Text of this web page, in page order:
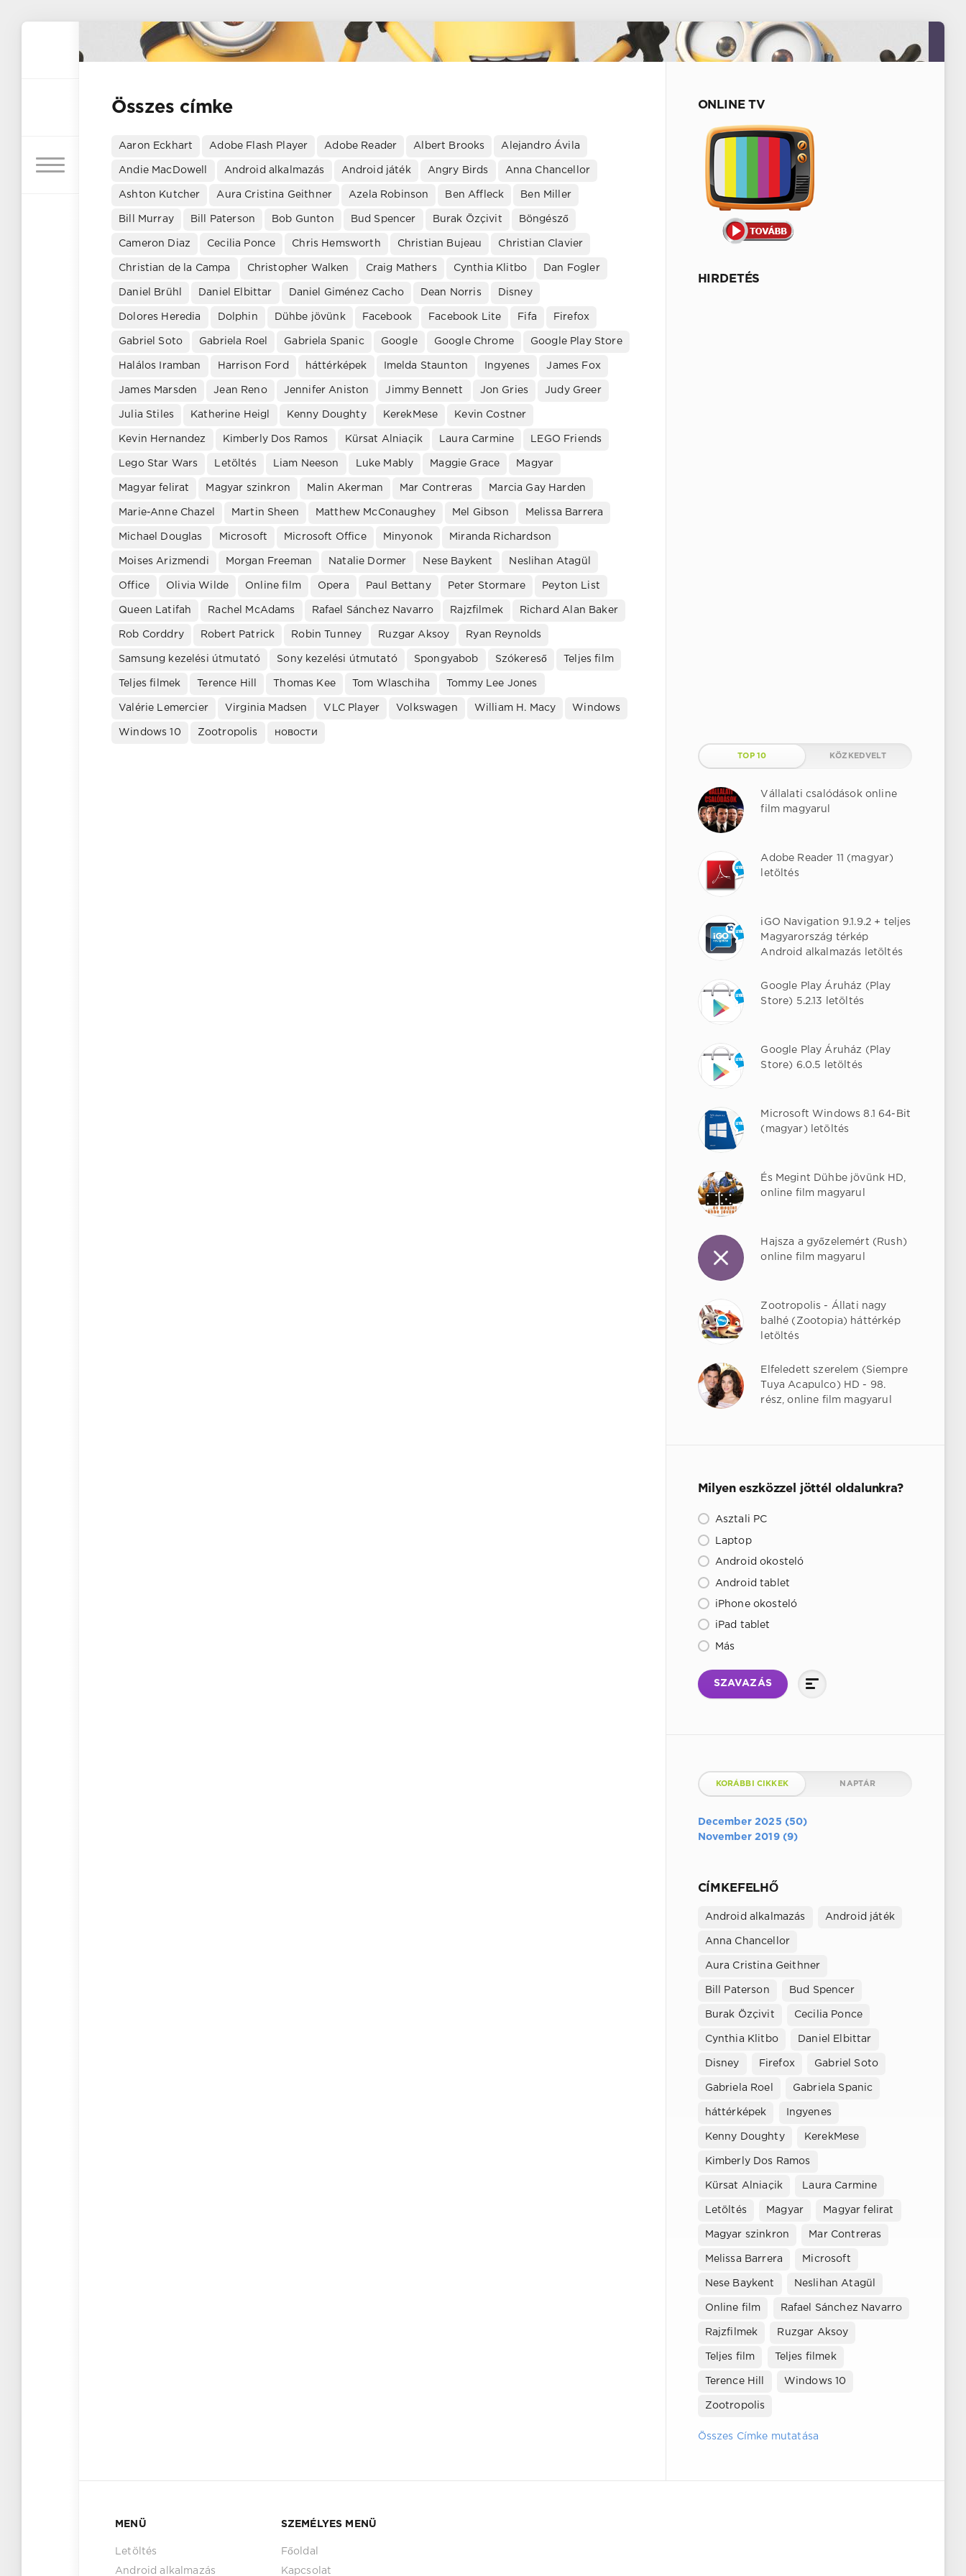
Összes címke
Aaron Eckhart Adobe Flash Player Adobe Reader Albert Brooks Alejandro Ávila
Andie MacDowell Android alkalmazás Android játék Angry Birds Anna Chancellor
Ashton Kutcher Aura Cristina Geithner Azela Robinson Ben Affleck Ben Miller
Bill Murray Bill Paterson Bob Gunton Bud Spencer Burak Özçivit Böngésző
Cameron Diaz Cecilia Ponce Chris Hemsworth Christian Bujeau Christian Clavier
Christian de la Campa Christopher Walken Craig Mathers Cynthia Klitbo Dan Fogler
Daniel Brühl Daniel Elbittar Daniel Giménez Cacho Dean Norris Disney
Dolores Heredia Dolphin Dühbe jövünk Facebook Facebook Lite Fifa Firefox
Gabriel Soto Gabriela Roel Gabriela Spanic Google Google Chrome Google Play Store
Halálos Iramban Harrison Ford háttérképek Imelda Staunton Ingyenes James Fox
James Marsden Jean Reno Jennifer Aniston Jimmy Bennett Jon Gries Judy Greer
Julia Stiles Katherine Heigl Kenny Doughty KerekMese Kevin Costner
Kevin Hernandez Kimberly Dos Ramos Kürsat Alniaçik Laura Carmine LEGO Friends
Lego Star Wars Letöltés Liam Neeson Luke Mably Maggie Grace Magyar
Magyar felirat Magyar szinkron Malin Akerman Mar Contreras Marcia Gay Harden
Marie-Anne Chazel Martin Sheen Matthew McConaughey Mel Gibson Melissa Barrera
Michael Douglas Microsoft Microsoft Office Minyonok Miranda Richardson
Moises Arizmendi Morgan Freeman Natalie Dormer Nese Baykent Neslihan Atagül
Office Olivia Wilde Online film Opera Paul Bettany Peter Stormare Peyton List
Queen Latifah Rachel McAdams Rafael Sánchez Navarro Rajzfilmek Richard Alan Baker
Rob Corddry Robert Patrick Robin Tunney Ruzgar Aksoy Ryan Reynolds
Samsung kezelési útmutató Sony kezelési útmutató Spongyabob Szókereső Teljes film
Teljes filmek Terence Hill Thomas Kee Tom Wlaschiha Tommy Lee Jones
Valérie Lemercier Virginia Madsen VLC Player Volkswagen William H. Macy Windows
Windows 10 Zootropolis новости
ONLINE TV
HIRDETÉS
TOP 10 KÖZKEDVELT
Vállalati csalódások online
film magyarul
Adobe Reader 11 (magyar)
letöltés
iGO Navigation 9.1.9.2 + teljes
Magyarország térkép
Android alkalmazás letöltés
Google Play Áruház (Play
Store) 5.2.13 letöltés
Google Play Áruház (Play
Store) 6.0.5 letöltés
Microsoft Windows 8.1 64-Bit
(magyar) letöltés
És Megint Dühbe jövünk HD,
online film magyarul
Hajsza a győzelemért (Rush)
online film magyarul
Zootropolis - Állati nagy
balhé (Zootopia) háttérkép
letöltés
Elfeledett szerelem (Siempre
Tuya Acapulco) HD - 98.
rész, online film magyarul
Milyen eszközzel jöttél oldalunkra?
Asztali PC
Laptop
Android okosteló
Android tablet
iPhone okosteló
iPad tablet
Más
SZAVAZÁS
KORÁBBI CIKKEK NAPTÁR
December 2025 (50)
November 2019 (9)
CÍMKEFELHŐ
Android alkalmazás Android játék
Anna Chancellor
Aura Cristina Geithner
Bill Paterson Bud Spencer
Burak Özçivit Cecilia Ponce
Cynthia Klitbo Daniel Elbittar
Disney Firefox Gabriel Soto
Gabriela Roel Gabriela Spanic
háttérképek Ingyenes
Kenny Doughty KerekMese
Kimberly Dos Ramos
Kürsat Alniaçik Laura Carmine
Letöltés Magyar Magyar felirat
Magyar szinkron Mar Contreras
Melissa Barrera Microsoft
Nese Baykent Neslihan Atagül
Online film Rafael Sánchez Navarro
Rajzfilmek Ruzgar Aksoy
Teljes film Teljes filmek
Terence Hill Windows 10
Zootropolis
Összes Címke mutatása
MENÜ
Letöltés
Android alkalmazás
SZEMÉLYES MENÜ
Főoldal
Kapcsolat